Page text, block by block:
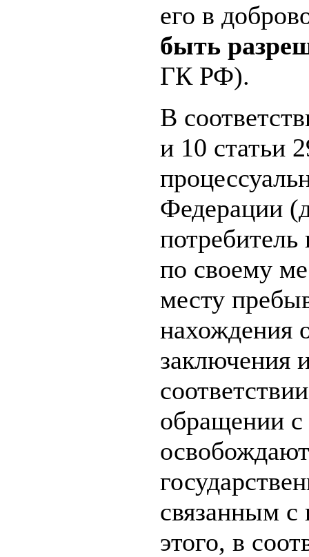
его в
быть
ГК РФ).
В
и 10 статьи
Федерации
потребитель
по своему
месту
нахождения
заключения
обращении с
связанным
этого, в